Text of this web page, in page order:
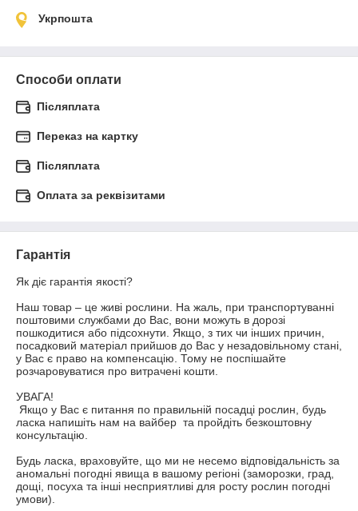
Укрпошта
Способи оплати
Післяплата
Переказ на картку
Післяплата
Оплата за реквізитами
Гарантія
Як діє гарантія якості?
Наш товар – це живі рослини. На жаль, при транспортуванні
поштовими службами до Вас, вони можуть в дорозі
пошкодитися або підсохнути. Якщо, з тих чи інших причин,
посадковий матеріал прийшов до Вас у незадовільному стані,
у Вас є право на компенсацію. Тому не поспішайте
розчаровуватися про витрачені кошти.
УВАГА!
ласка напишіть нам на вайбер  та пройдіть безкоштовну
консультацію.
Будь ласка, враховуйте, що ми не несемо відповідальність за
аномальні погодні явища в вашому регіоні (заморозки, град,
дощі, посуха та інші несприятливі для росту рослин погодні
умови).